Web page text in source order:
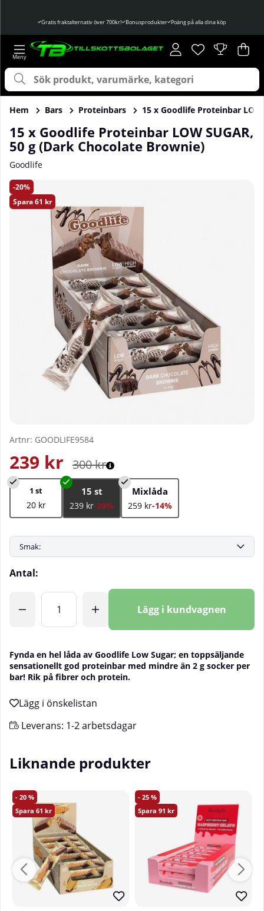
Gratis fraktalternativ över 700kr! Bonusprodukter Poäng på alla dina köp
Önskelista
Antal i
. .
Hem Bars Proteinbars 15 x Goodlife Proteinbar
15 x Goodlife Proteinbar LOW SUGAR,
50 g (Dark Chocolate Brownie)
Goodlife
20
Spara61 kr
Produktbilder 15 x Goodlife Proteinbar LOW SUGAR, 50 g
Artnr: GOODLIFE9584
300kr
239 kr
1 st
20 kr
15 st
239 kr-20%
Mixlåda
259 kr-14%
Antal:
Lägg i kundvagnen
Fynda en hel låda av Goodlife Low Sugar; en toppsäljande
sensationellt god proteinbar med mindre än 2 g socker per
bar! Rik på fibrer och protein.
Leverans: 1-2 arbetsdagar
Liknande produkter
20
61
25
91